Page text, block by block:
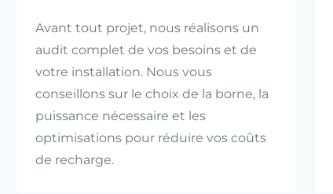
Avant tout projet, nous réalisons un
audit complet de vos besoins et de
votre installation. Nous vous
conseillons sur le choix de la borne, la
puissance nécessaire et les
optimisations pour réduire vos coûts
de recharge.